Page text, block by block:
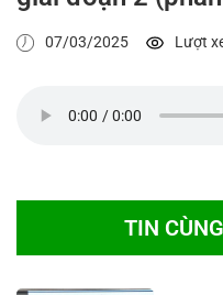
07/03/2025 Lượt
TIN